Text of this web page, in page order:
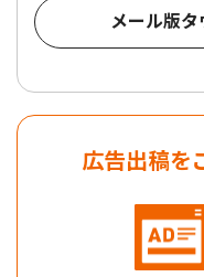
メール版タ
広告出稿を